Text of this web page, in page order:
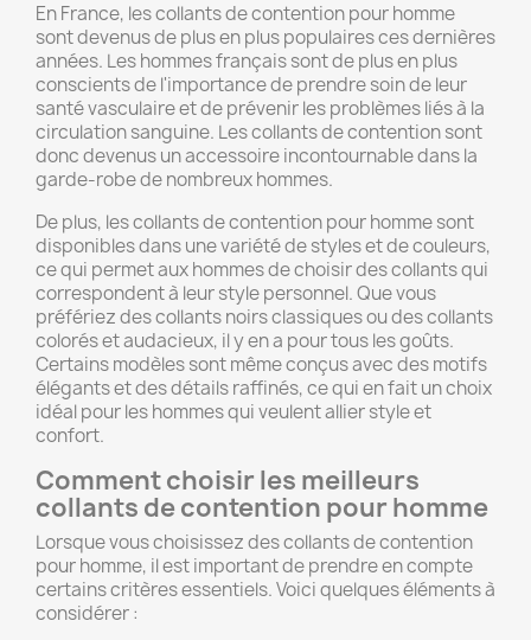
En France, les collants de contention pour homme
sont devenus de plus en plus populaires ces dernières
années. Les hommes français sont de plus en plus
conscients de l'importance de prendre soin de leur
santé vasculaire et de prévenir les problèmes liés à la
circulation sanguine. Les collants de contention sont
donc devenus un accessoire incontournable dans la
garde-robe de nombreux hommes.
De plus, les collants de contention pour homme sont
disponibles dans une variété de styles et de couleurs,
ce qui permet aux hommes de choisir des collants qui
correspondent à leur style personnel. Que vous
préfériez des collants noirs classiques ou des collants
colorés et audacieux, il y en a pour tous les goûts.
Certains modèles sont même conçus avec des motifs
élégants et des détails raffinés, ce qui en fait un choix
idéal pour les hommes qui veulent allier style et
confort.
Comment choisir les meilleurs
collants de contention pour homme
Lorsque vous choisissez des collants de contention
pour homme, il est important de prendre en compte
certains critères essentiels. Voici quelques éléments à
considérer :